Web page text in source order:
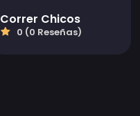
Correr Chicos
0 (0 Reseñas)